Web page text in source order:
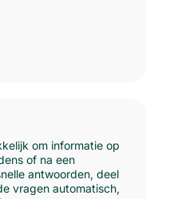
om informatie op
of na een
antwoorden, deel
vragen automatisch,